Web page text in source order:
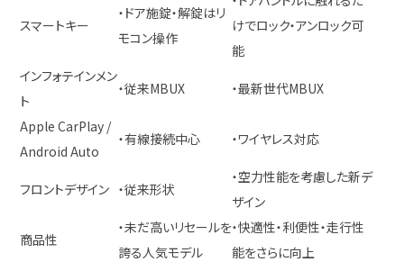
スマートキー
・ドア施錠・解錠はリ
モコン操作
けでロック・アンロック可
能
インフォテインメン
ト
・従来MBUX ・最新世代MBUX
Apple CarPlay /
Android Auto
・有線接続中心 ・ワイヤレス対応
フロントデザイン ・従来形状
・空力性能を考慮した新デ
ザイン
商品性
・未だ高いリセールを
誇る人気モデル
・快適性・利便性・走行性
能をさらに向上